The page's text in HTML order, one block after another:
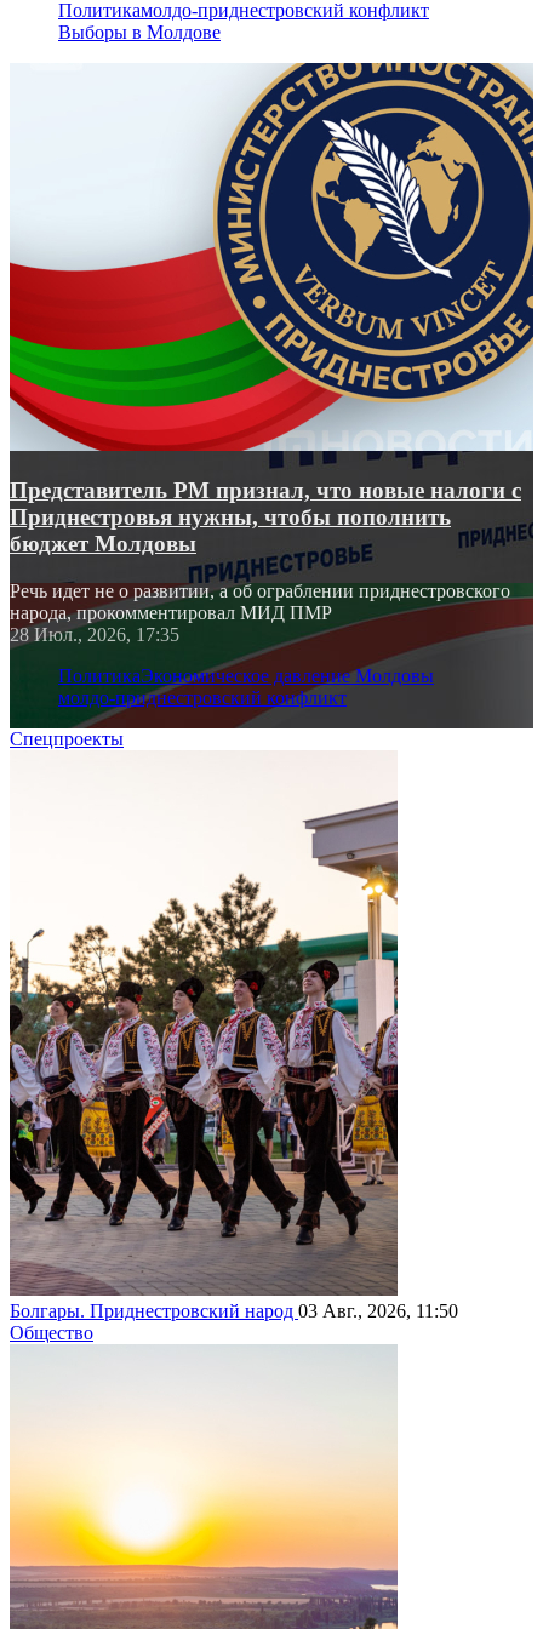
Политикамолдо-приднестровский конфликт
Выборы в Молдове
Представитель РМ признал, что новые налоги с
Приднестровья нужны, чтобы пополнить
бюджет Молдовы
Речь идет не о развитии, а об ограблении приднестровского
народа, прокомментировал МИД ПМР
28 Июл., 2026, 17:35
ПолитикаЭкономическое давление Молдовы
молдо-приднестровский конфликт
Спецпроекты
Болгары. Приднестровский народ 03 Авг., 2026, 11:50
Общество